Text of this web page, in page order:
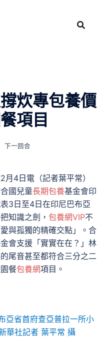
炊專包養價
項目
下一回合
4日電（記者葉平常）
國兒童長期包養基金會印
3日至4日在印尼巴布亞
知識之劍， 包養網VIP不
與孤獨的精確交點」。合
會支援「實實在在？」林
尾音甚至都符合三分之二
餐包養網項目。
亞省首府查亞普拉一所小
華社記者 葉平常 攝